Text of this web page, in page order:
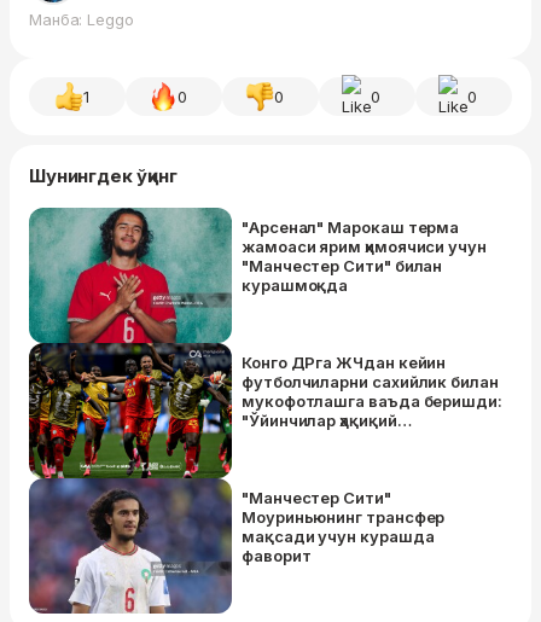
Манба: Leggo
1 0 0 0 0
Шунингдек ўқинг
"Арсенал" Марокаш терма
жамоаси ярим ҳимоячиси учун
"Манчестер Сити" билан
курашмоқда
Конго ДРга ЖЧдан кейин
футболчиларни сахийлик билан
мукофотлашга ваъда беришди:
"Ўйинчилар ҳақиқий
"Манчестер Сити"
Моуриньюнинг трансфер
мақсади учун курашда
фаворит